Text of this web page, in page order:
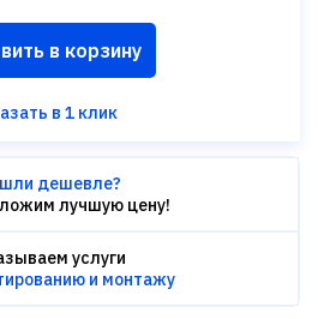
в корзину
в 1 клик
дешевле?
лучшую цену!
услуги
и монтажу